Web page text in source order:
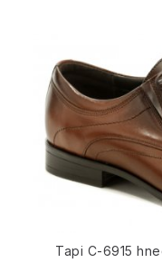
Tapi C-6915